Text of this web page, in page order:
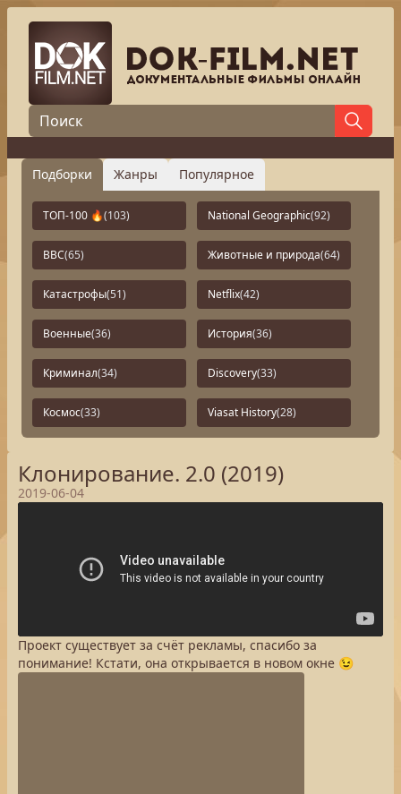
Подборки Жанры Популярное
ТОП-100 🔥(103) National Geographic(92)
BBC(65) Животные и природа(64)
Катастрофы(51) Netflix(42)
Военные(36) История(36)
Криминал(34) Discovery(33)
Космос(33) Viasat History(28)
Клонирование. 2.0 (2019)
2019-06-04
Проект существует за счёт рекламы, спасибо за
понимание! Кстати, она открывается в новом окне 😉